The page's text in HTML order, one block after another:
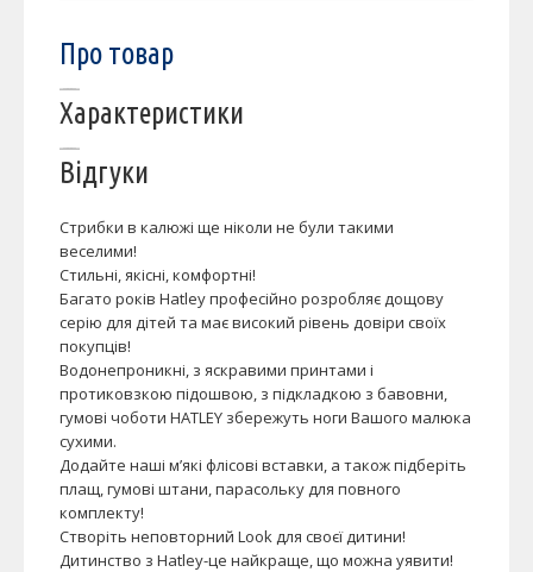
Про товар
Характеристики
Відгуки
Стрибки в калюжі ще ніколи не були такими
веселими!
Стильні, якісні, комфортні!
Багато років Hatley професійно розробляє дощову
серію для дітей та має високий рівень довіри своїх
покупців!
Водонепроникні, з яскравими принтами і
протиковзкою підошвою, з підкладкою з бавовни,
гумові чоботи HATLEY збережуть ноги Вашого малюка
сухими.
Додайте наші м’які флісові вставки, а також підберіть
плащ, гумові штани, парасольку для повного
комплекту!
Створіть неповторний Look для своєї дитини!
Дитинство з Hatley-це найкраще, що можна уявити!